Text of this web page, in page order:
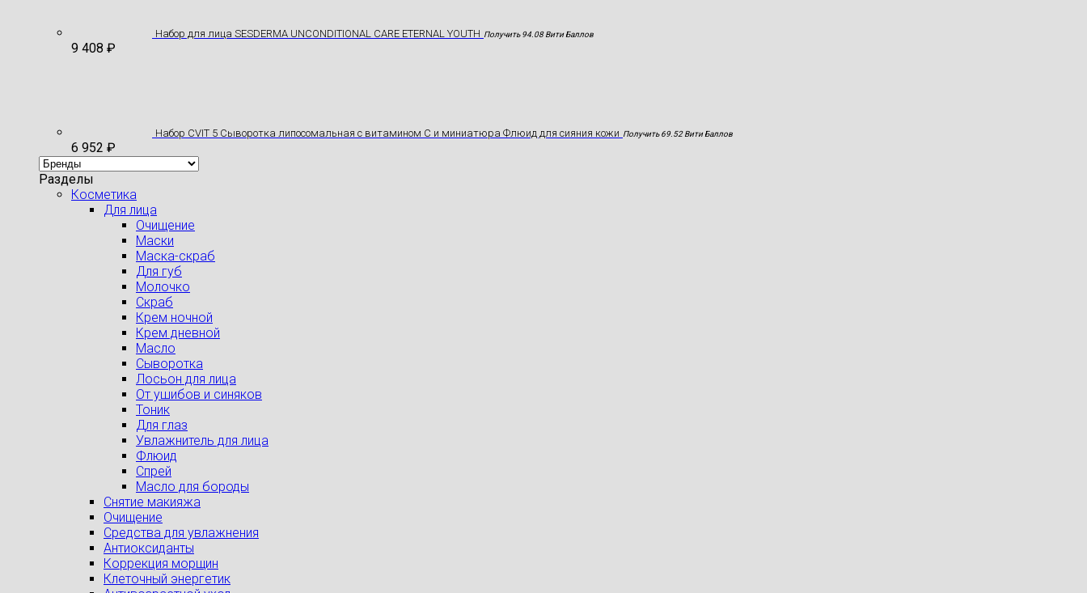
Hабор для лица SESDERMA UNCONDITIONAL CARE ETERNAL YOUTH Получить 94.08 Вити Баллов
9 408 ₽
Набор CVIT 5 Сыворотка липосомальная с витамином С и миниатюра Флюид для сияния кожи Получить 69.52 Вити Баллов
6 952 ₽
Разделы
Косметика
Для лица
Очищение
Маски
Маска-скраб
Для губ
Молочко
Скраб
Крем ночной
Крем дневной
Масло
Сыворотка
Лосьон для лица
От ушибов и синяков
Тоник
Для глаз
Увлажнитель для лица
Флюид
Спрей
Масло для бороды
Снятие макияжа
Очищение
Средства для увлажнения
Антиоксиданты
Коррекция морщин
Клеточный энергетик